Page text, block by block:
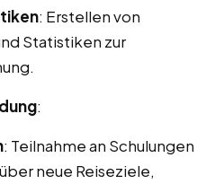
: Erstellen von
Statistiken zur
:
: Teilnahme an Schulungen
neue Reiseziele,